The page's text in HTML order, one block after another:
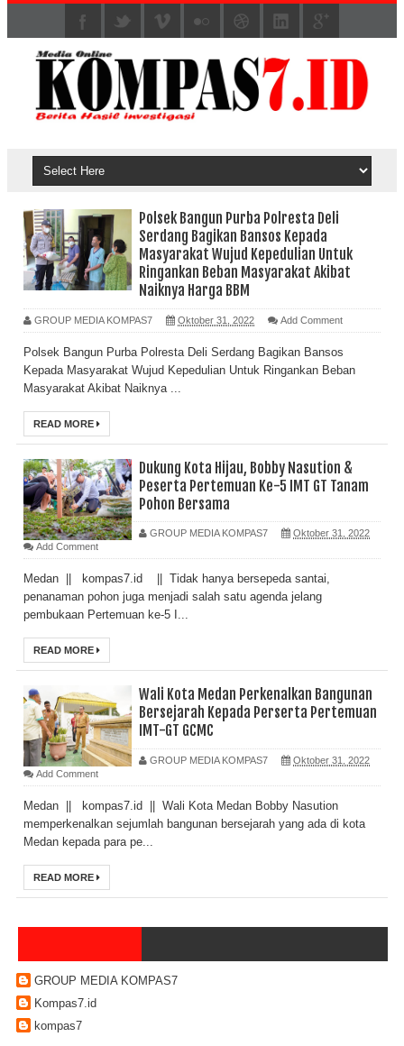
Polsek Bangun Purba Polresta Deli
Serdang Bagikan Bansos Kepada
Masyarakat Wujud Kepedulian Untuk
Ringankan Beban Masyarakat Akibat
Naiknya Harga BBM
GROUP MEDIA KOMPAS7 Oktober 31, 2022 Add Comment
Polsek Bangun Purba Polresta Deli Serdang Bagikan Bansos
Kepada Masyarakat Wujud Kepedulian Untuk Ringankan Beban
Masyarakat Akibat Naiknya ...
READ MORE
Dukung Kota Hijau, Bobby Nasution &
Peserta Pertemuan Ke-5 IMT GT Tanam
Pohon Bersama
GROUP MEDIA KOMPAS7
Oktober 31, 2022
Add Comment
Medan || kompas7.id || Tidak hanya bersepeda santai,
penanaman pohon juga menjadi salah satu agenda jelang
pembukaan Pertemuan ke-5 I...
READ MORE
Wali Kota Medan Perkenalkan Bangunan
Bersejarah Kepada Perserta Pertemuan
IMT-GT GCMC
GROUP MEDIA KOMPAS7
Oktober 31, 2022
Add Comment
Medan || kompas7.id || Wali Kota Medan Bobby Nasution
memperkenalkan sejumlah bangunan bersejarah yang ada di kota
Medan kepada para pe...
READ MORE
GROUP MEDIA KOMPAS7
Kompas7.id
kompas7